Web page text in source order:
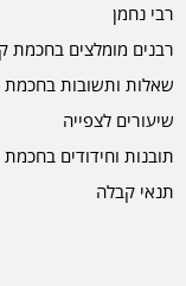
רבי נחמן
רבנים מומלצים בחכמת
שאלות ותשובות
שיעורים לצפייה
תובנות וחידודים
תנאי קבלה